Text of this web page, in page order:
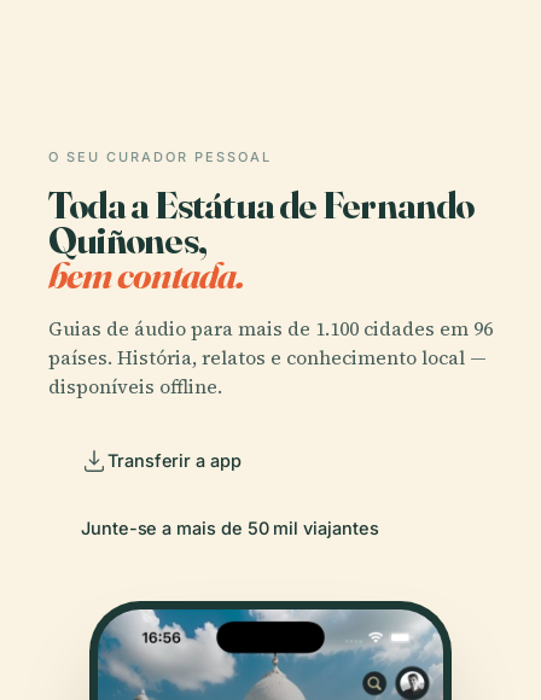
O SEU CURADOR PESSOAL
Toda a Estátua de Fernando
Quiñones,
bem contada.
Guias de áudio para mais de 1.100 cidades em 96
países. História, relatos e conhecimento local —
disponíveis offline.
Transferir a app
Junte-se a mais de 50 mil viajantes